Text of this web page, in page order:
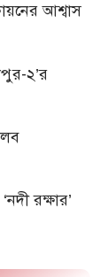
আশ্বাস
২’র
রক্ষার’